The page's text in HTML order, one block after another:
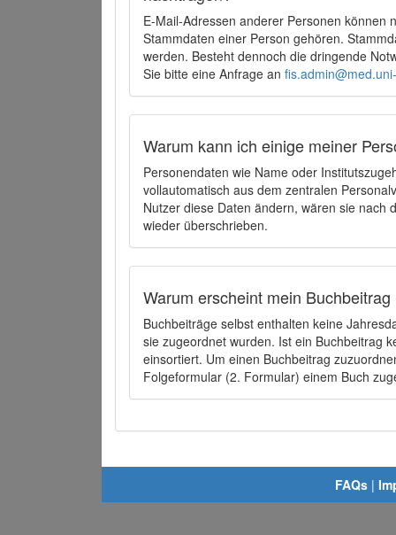
E-Mail-Adressen anderer Personen können
Stammdaten einer Person gehören.
werden. Besteht dennoch die dringende
Sie bitte eine Anfrage an
Warum kann ich einige meiner
Personendaten wie Name oder
vollautomatisch aus dem zentralen
Nutzer diese Daten ändern, wären sie
wieder überschrieben.
Warum erscheint mein
Buchbeiträge selbst enthalten keine
sie zugeordnet wurden. Ist ein Buchbeitrag
einsortiert. Um einen Buchbeitrag
Folgeformular (2. Formular) einem Buch
FAQs |